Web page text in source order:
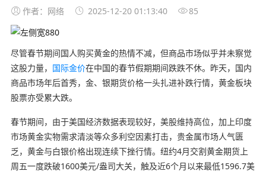
作者：网络 2025-12-20 01:13:40 85
尽管春节期间国人购买黄金的热情不减，但商品市场似乎并未察觉
这股力量， 国际金价在中国的春节假期期间跌跌不休。昨天，国内
商品市场年后首秀，金、银期货价格一头扎进补跌行情，黄金板块
股票亦受累大跌。
春节期间，由于美国经济数据表现较好，美股维持高位，加上印度
市场黄金实物需求清淡等众多利空因素打击，贵金属市场人气匮
乏，黄金与白银价格出现连续下挫行情。纽约4月交割黄金期货上
周五一度跌破1600美元/盎司大关，触及近6个月以来最低1596.7美